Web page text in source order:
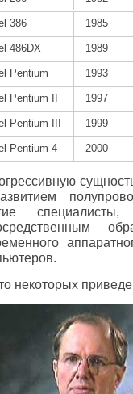
386 1985
486DX 1989
Pentium 1993
Pentium II 1997
Pentium III 1999
Pentium 4 2000
некоторых